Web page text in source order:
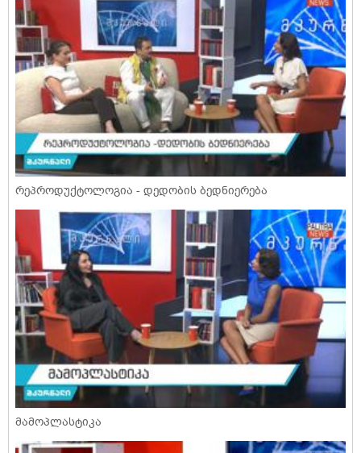
რეპროდუქტოლოგია - დედობის ბედნიერება
მამოპლასტიკა